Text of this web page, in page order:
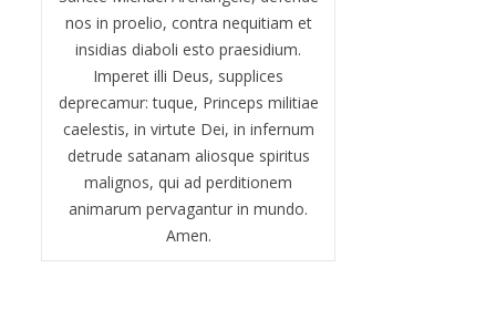
nos in proelio, contra nequitiam et
insidias diaboli esto praesidium.
Imperet illi Deus, supplices
deprecamur: tuque, Princeps militiae
caelestis, in virtute Dei, in infernum
detrude satanam aliosque spiritus
malignos, qui ad perditionem
animarum pervagantur in mundo.
Amen.